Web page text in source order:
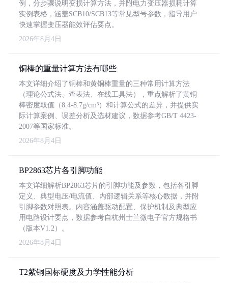
例，分步骤说明变损计算方法，并附电力变压器损耗计算
实例表格，涵盖SCB10/SCB13等常见型号参数，指导用户
快速掌握变压器能效评估要点。
2026年8月4日
铜棒的重量计算方法有哪些
本文详细介绍了铜棒和黄铜棒重量的三种常用计算方法
（理论公式法、查表法、在线工具法），重点解析了黄铜
棒密度取值（8.4-8.7g/cm³）和计算公式的差异，并提供实
际计算案例、误差分析及选材建议，数据参考GB/T 4423-
2007等国家标准。
2026年8月4日
BP2863芯片各引脚功能
本文详细解析BP2863芯片的引脚功能及参数，包括各引脚
定义、典型电压/电流值、内部逻辑关系等核心数据，并附
引脚参数对照表。内容涵盖驱动配置、保护机制及典型应
用电路设计要点，数据参考自杭州士兰微电子官方规格书
（版本V1.2）。
2026年8月4日
T2紫铜国标硬度及力学性能分析